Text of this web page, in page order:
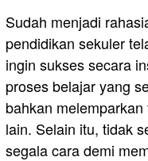
Sudah menjadi
pendidikan sekuler
ingin sukses secara
proses belajar yang
bahkan
lain. Selain itu, tidak
segala cara demi